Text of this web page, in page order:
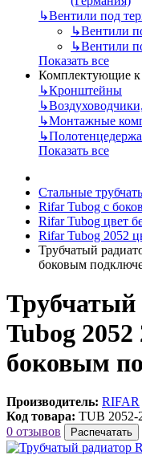
↳Вентили под
↳Вентили
↳Вентили
Показать все
Комплектующие к
↳Кронштейны
↳
↳Монтажные
↳
Показать все
Стальные
Rifar Tubog с
Rifar Tubog цвет
Rifar Tubog 2052
Трубчатый
боковым
Трубчатый
Tubog 2052
боковым
Производитель: RIFAR
Код товара: TUB 2052-
0 отзывов
Распечатать